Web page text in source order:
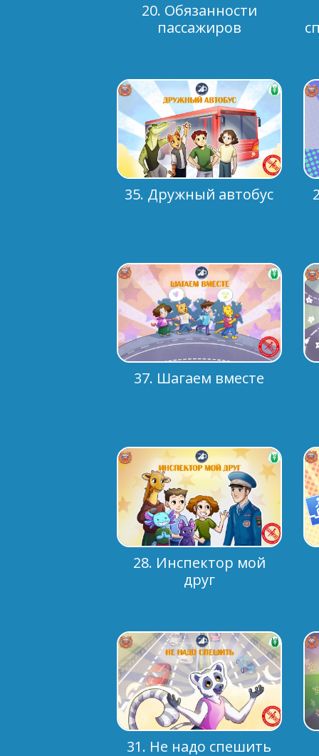
20. Обязанности
пассажиров
35. Дружный автобус
37. Шагаем вместе
28. Инспектор мой
друг
31. Не надо спешить